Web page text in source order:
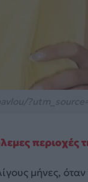
περιοχές
μήνες,